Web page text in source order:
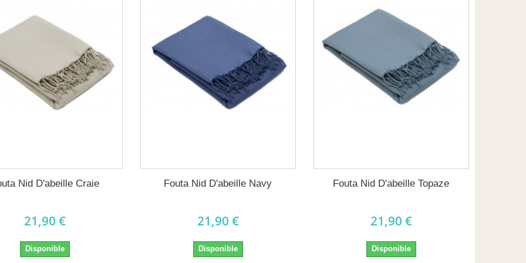
Nid D'abeille Craie
21,90 €
Disponible
Fouta Nid D'abeille Navy
21,90 €
Disponible
Fouta Nid D'abeille Topaze
21,90 €
Disponible